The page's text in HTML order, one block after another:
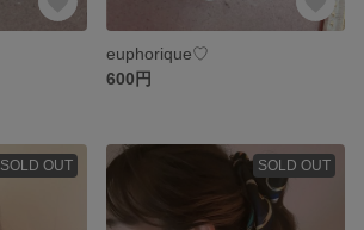
euphorique♡
600円
SOLD OUT SOLD OUT